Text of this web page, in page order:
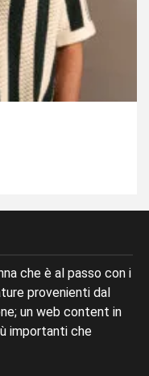
che è al passo con i
provenienti dal
un web content in
importanti che